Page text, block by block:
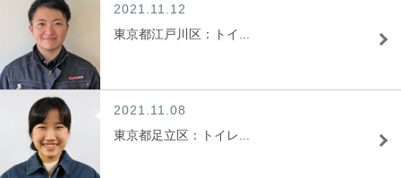
2021.11.12
東京都江戸川区：トイ...
2021.11.08
東京都足立区：トイレ...